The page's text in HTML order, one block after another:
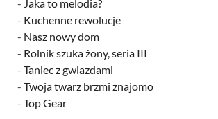
- Jaka to melodia?
- Kuchenne rewolucje
- Nasz nowy dom
- Rolnik szuka żony, seria III
- Taniec z gwiazdami
- Twoja twarz brzmi znajomo
- Top Gear